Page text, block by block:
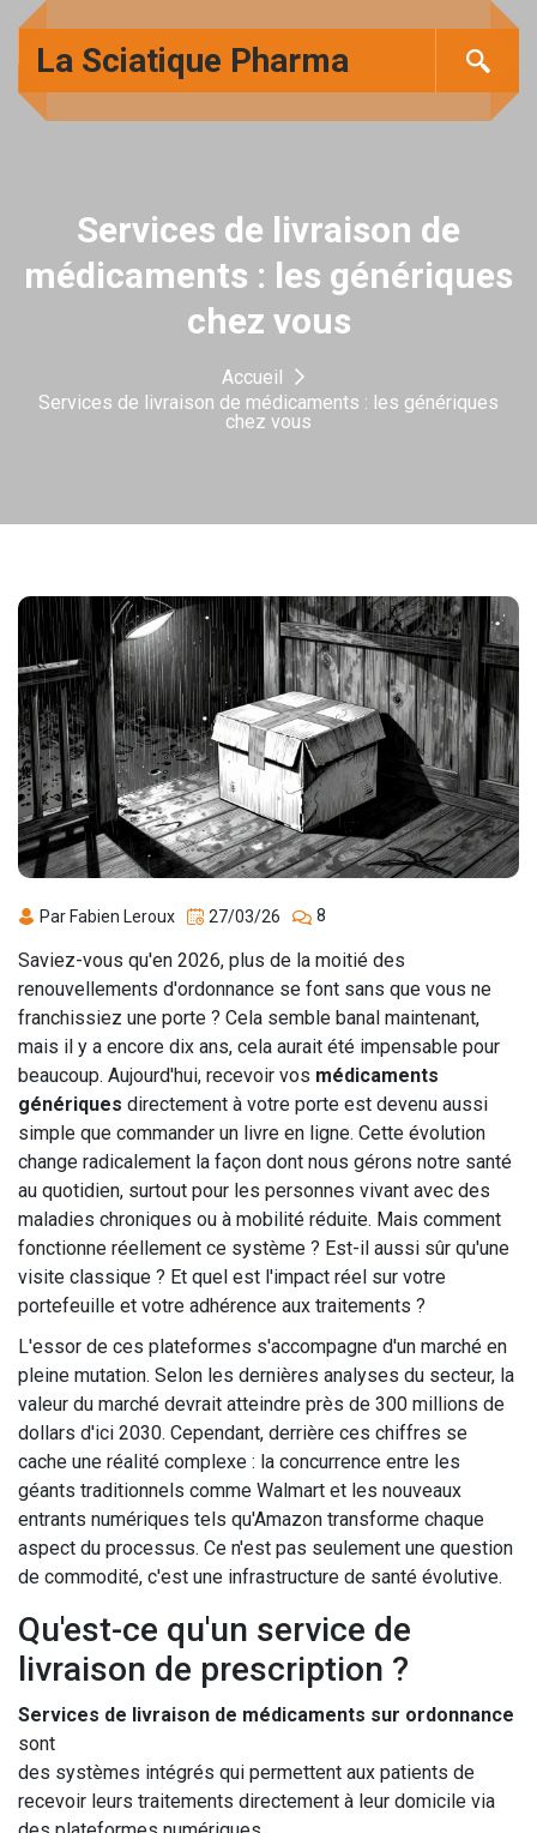
La Sciatique Pharma
Services de livraison de
médicaments : les génériques
chez vous
Accueil
Services de livraison de médicaments : les génériques
chez vous
Par Fabien Leroux 27/03/26 8
Saviez-vous qu'en 2026, plus de la moitié des
renouvellements d'ordonnance se font sans que vous ne
franchissiez une porte ? Cela semble banal maintenant,
mais il y a encore dix ans, cela aurait été impensable pour
beaucoup. Aujourd'hui, recevoir vos médicaments
génériques directement à votre porte est devenu aussi
simple que commander un livre en ligne. Cette évolution
change radicalement la façon dont nous gérons notre santé
au quotidien, surtout pour les personnes vivant avec des
maladies chroniques ou à mobilité réduite. Mais comment
fonctionne réellement ce système ? Est-il aussi sûr qu'une
visite classique ? Et quel est l'impact réel sur votre
portefeuille et votre adhérence aux traitements ?
L'essor de ces plateformes s'accompagne d'un marché en
pleine mutation. Selon les dernières analyses du secteur, la
valeur du marché devrait atteindre près de 300 millions de
dollars d'ici 2030. Cependant, derrière ces chiffres se
cache une réalité complexe : la concurrence entre les
géants traditionnels comme Walmart et les nouveaux
entrants numériques tels qu'Amazon transforme chaque
aspect du processus. Ce n'est pas seulement une question
de commodité, c'est une infrastructure de santé évolutive.
Qu'est-ce qu'un service de
livraison de prescription ?
Services de livraison de médicaments sur ordonnance
sont
des systèmes intégrés qui permettent aux patients de
recevoir leurs traitements directement à leur domicile via